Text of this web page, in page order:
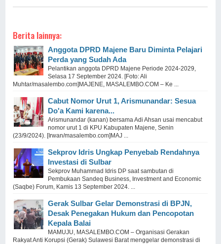
Berita lainnya:
Anggota DPRD Majene Baru Diminta Pelajari
Perda yang Sudah Ada
Pelantikan anggota DPRD Majene Periode 2024-2029,
Selasa 17 September 2024. [Foto: Ali
Muhtar/masalembo.com]MAJENE, MASALEMBO.COM – Ke ...
Cabut Nomor Urut 1, Arismunandar: Sesua
Do'a Kami karena...
Arismunandar (kanan) bersama Adi Ahsan usai mencabut
nomor urut 1 di KPU Kabupaten Majene, Senin
(23/9/2024). [Irwan/masalembo.com]MAJ ...
Sekprov Idris Ungkap Penyebab Rendahnya
Investasi di Sulbar
Sekprov Muhammad Idris DP saat sambutan di
Pembukaan Sandeq Business, Investment and Economic
(Saqbe) Forum, Kamis 13 September 2024. ...
Gerak Sulbar Gelar Demonstrasi di BPJN,
Desak Penegakan Hukum dan Pencopotan
Kepala Balai
MAMUJU, MASALEMBO.COM – Organisasi Gerakan
Rakyat Anti Korupsi (Gerak) Sulawesi Barat menggelar demonstrasi di